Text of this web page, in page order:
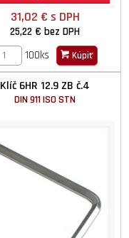
31,02 € s DPH
25,22 €bez DPH
100ks
Kúpiť
Klíč 6HR 12.9 ZB č.4
DIN 911 ISO STN